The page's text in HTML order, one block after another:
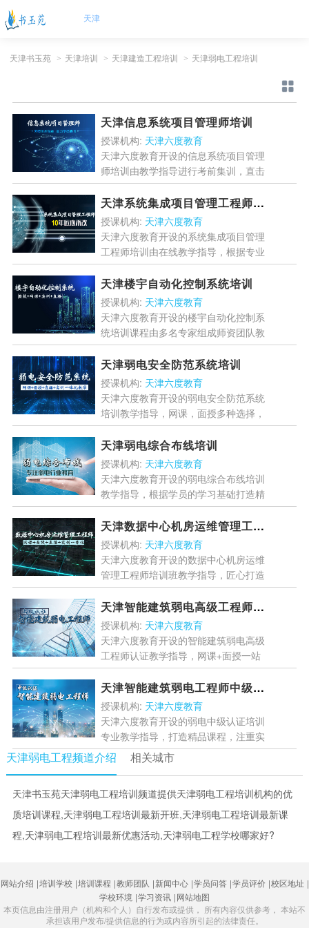
天津
天津书玉苑 > 天津培训 > 天津建造工程培训 > 天津弱电工程培训
天津信息系统项目管理师培训
授课机构: 天津六度教育
天津六度教育开设的信息系统项目管理
师培训由教学指导进行考前集训，直击
考试的重点内容，帮助学员快速掌握考
试知识点内容的理解与记忆，高效提
分！...[详情]
天津系统集成项目管理工程师培训
授课机构: 天津六度教育
天津六度教育开设的系统集成项目管理
工程师培训由在线教学指导，根据专业
的重点内容强化训练，注重实战教学，
旨在培养全面高端的专业型行业人
才！...[详情]
天津楼宇自动化控制系统培训
授课机构: 天津六度教育
天津六度教育开设的楼宇自动化控制系
统培训课程由多名专家组成师资团队教
学指导，高清网课随时随地想学就学，
科学的教学模式，完善的教学体系是弱
电从业人员一致的选择！...
天津弱电安全防范系统培训
授课机构: 天津六度教育
天津六度教育开设的弱电安全防范系统
培训教学指导，网课，面授多种选择，
凭借科学的课程体系、专业的研发团
队、强大 的师资力量、完善的服务团
队及个性化的服务体系...
天津弱电综合布线培训
授课机构: 天津六度教育
天津六度教育开设的弱电综合布线培训
教学指导，根据学员的学习基础打造精
品课程，注重实战训练，全面提高学员
的专业素养与职业技能，为行业发展输
送高端人才！...[详情]
天津数据中心机房运维管理工程师培训班
授课机构: 天津六度教育
天津六度教育开设的数据中心机房运维
管理工程师培训班教学指导，匠心打造
精品课程，切实提高数据中心机房从业
人员的专业技能与从业水平，提高学员
的专业素养！...[详情]
天津智能建筑弱电高级工程师认证
授课机构: 天津六度教育
天津六度教育开设的智能建筑弱电高级
工程师认证教学指导，网课+面授一站
式科学教学模式，为学员打造精品课
程，通过实景教学，培养学员的专业素
养与综合职业能力！...[详情]
天津智能建筑弱电工程师中级认证
授课机构: 天津六度教育
天津六度教育开设的弱电中级认证培训
专业教学指导，打造精品课程，注重实
战培训，根据学员的学习目标与特点课
程，提高学员的综合专业技能！...
天津弱电工程频道介绍 相关城市
天津书玉苑天津弱电工程培训频道提供天津弱电工程培训机构的优
质培训课程,天津弱电工程培训最新开班,天津弱电工程培训最新课
程,天津弱电工程培训最新优惠活动,天津弱电工程学校哪家好?
网站介绍 |培训学校 |培训课程 |教师团队 |新闻中心 |学员问答 |学员评价 |校区地址 |
学校环境 |学习资讯 |网站地图
本页信息由注册用户（机构和个人）自行发布或提供， 所有内容仅供参考， 本站不
承担该用户发布/提供信息的行为或内容所引起的法律责任。